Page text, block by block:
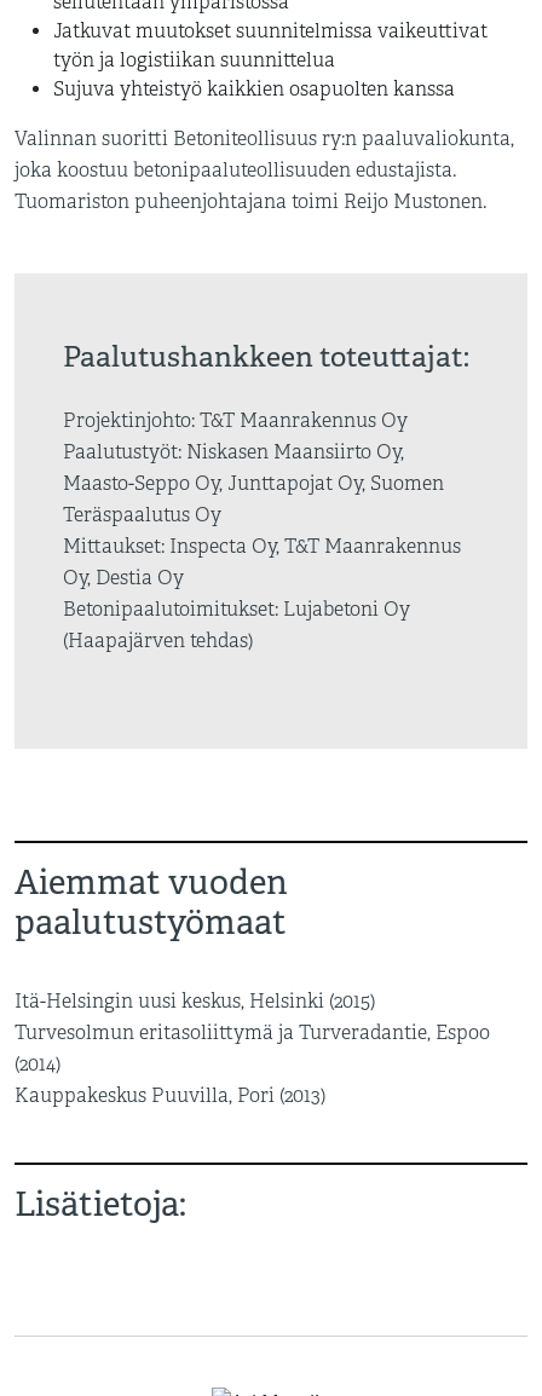
Jatkuvat muutokset suunnitelmissa vaikeuttivat
työn ja logistiikan suunnittelua
Sujuva yhteistyö kaikkien osapuolten kanssa
Valinnan suoritti Betoniteollisuus ry:n paaluvaliokunta,
joka koostuu betonipaaluteollisuuden edustajista.
Tuomariston puheenjohtajana toimi Reijo Mustonen.
Paalutushankkeen toteuttajat:
Projektinjohto: T&T Maanrakennus Oy
Paalutustyöt: Niskasen Maansiirto Oy,
Maasto-Seppo Oy, Junttapojat Oy, Suomen
Teräspaalutus Oy
Mittaukset: Inspecta Oy, T&T Maanrakennus
Oy, Destia Oy
Betonipaalutoimitukset: Lujabetoni Oy
(Haapajärven tehdas)
Aiemmat vuoden
paalutustyömaat
Itä-Helsingin uusi keskus, Helsinki (2015)
Turvesolmun eritasoliittymä ja Turveradantie, Espoo
(2014)
Kauppakeskus Puuvilla, Pori (2013)
Lisätietoja: